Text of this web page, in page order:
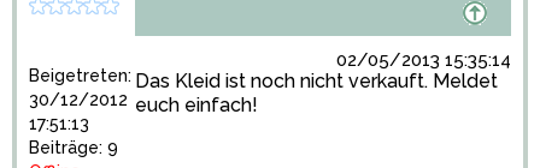
Beigetreten:
30/12/2012
17:51:13
Beiträge: 9
02/05/2013 15:35:14
Das Kleid ist noch nicht verkauft. Meldet
euch einfach!